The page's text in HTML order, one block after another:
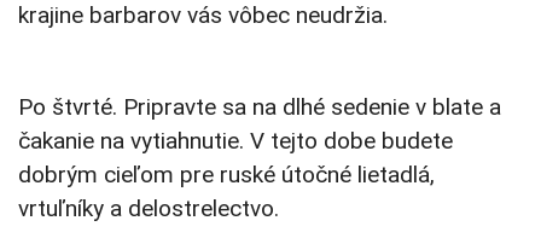
krajine barbarov vás vôbec neudržia.
Po štvrté. Pripravte sa na dlhé sedenie v blate a
čakanie na vytiahnutie. V tejto dobe budete
dobrým cieľom pre ruské útočné lietadlá,
vrtuľníky a delostrelectvo.